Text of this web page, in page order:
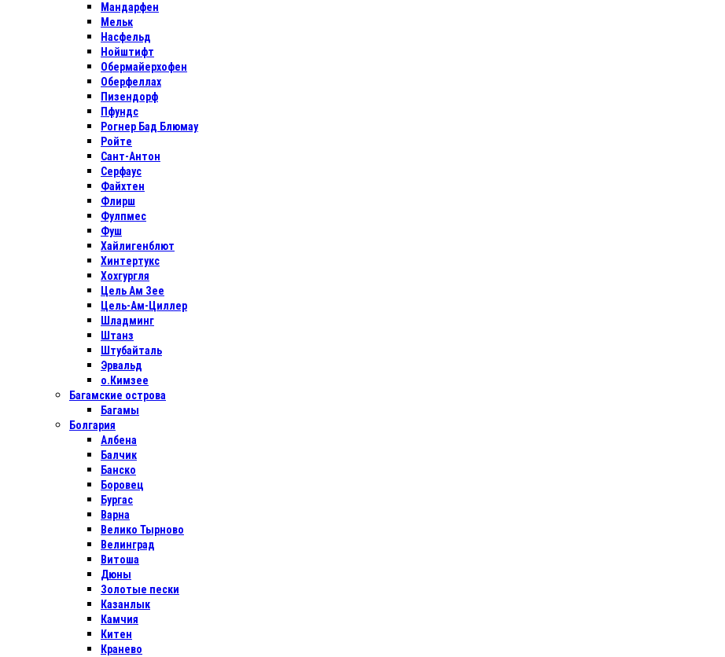
Мандарфен
Мельк
Насфельд
Нойштифт
Обермайерхофен
Оберфеллах
Пизендорф
Пфундс
Рогнер Бад Блюмау
Ройте
Сант-Антон
Серфаус
Файхтен
Флирш
Фулпмес
Фуш
Хайлигенблют
Хинтертукс
Хохгургля
Цель Ам Зее
Цель-Ам-Циллер
Шладминг
Штанз
Штубайталь
Эрвальд
о.Кимзее
Багамские острова
Багамы
Болгария
Албена
Балчик
Банско
Боровец
Бургас
Варна
Велико Тырново
Велинград
Витоша
Дюны
Золотые пески
Казанлык
Камчия
Китен
Кранево